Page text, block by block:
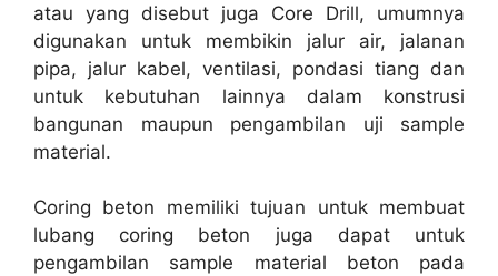
atau yang disebut juga Core Drill, umumnya
digunakan untuk membikin jalur air, jalanan
pipa, jalur kabel, ventilasi, pondasi tiang dan
untuk kebutuhan lainnya dalam konstrusi
bangunan maupun pengambilan uji sample
material.
Coring beton memiliki tujuan untuk membuat
lubang coring beton juga dapat untuk
pengambilan sample material beton pada